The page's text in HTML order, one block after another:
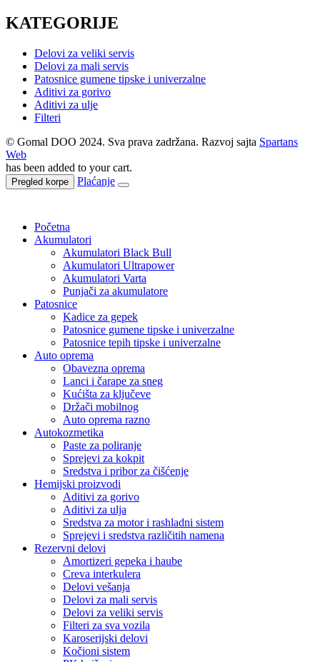
KATEGORIJE
Delovi za veliki servis
Delovi za mali servis
Patosnice gumene tipske i univerzalne
Aditivi za gorivo
Aditivi za ulje
Filteri
© Gomal DOO 2024. Sva prava zadržana. Razvoj sajta Spartans
Web
has been added to your cart.
Pregled korpe Plaćanje
Početna
Akumulatori
Akumulatori Black Bull
Akumulatori Ultrapower
Akumulatori Varta
Punjači za akumulatore
Patosnice
Kadice za gepek
Patosnice gumene tipske i univerzalne
Patosnice tepih tipske i univerzalne
Auto oprema
Obavezna oprema
Lanci i čarape za sneg
Kućišta za ključeve
Držači mobilnog
Auto oprema razno
Autokozmetika
Paste za poliranje
Sprejevi za kokpit
Sredstva i pribor za čišćenje
Hemijski proizvodi
Aditivi za gorivo
Aditivi za ulja
Sredstva za motor i rashladni sistem
Sprejevi i sredstva različitih namena
Rezervni delovi
Amortizeri gepeka i haube
Creva interkulera
Delovi vešanja
Delovi za mali servis
Delovi za veliki servis
Filteri za sva vozila
Karoserijski delovi
Kočioni sistem